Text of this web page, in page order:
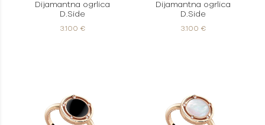
Dijamantna ogrlica
D.Side
3.100 €
Dijamantna ogrlica
D.Side
3.100 €